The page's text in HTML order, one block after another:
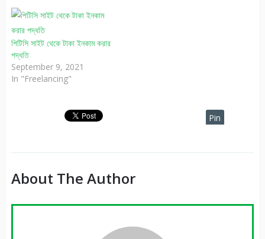
পিটিসি সাইট থেকে টাকা ইনকাম করার
পদ্ধতি
September 9, 2021
In "Freelancing"
Pin
About The Author